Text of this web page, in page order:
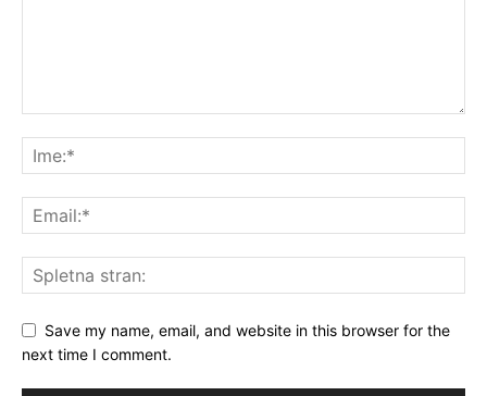
Save my name, email, and website in this browser for the
next time I comment.